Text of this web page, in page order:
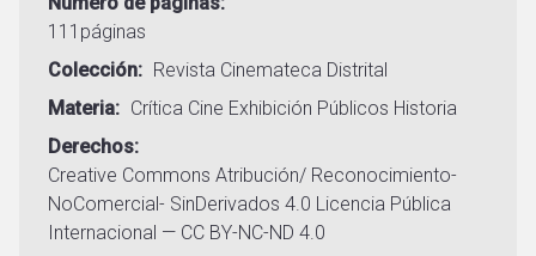
111páginas
Colección
Revista Cinemateca Distrital
Materia
Crítica Cine Exhibición Públicos Historia
Derechos
Creative Commons Atribución/ Reconocimiento-
NoComercial- SinDerivados 4.0 Licencia Pública
Internacional — CC BY-NC-ND 4.0